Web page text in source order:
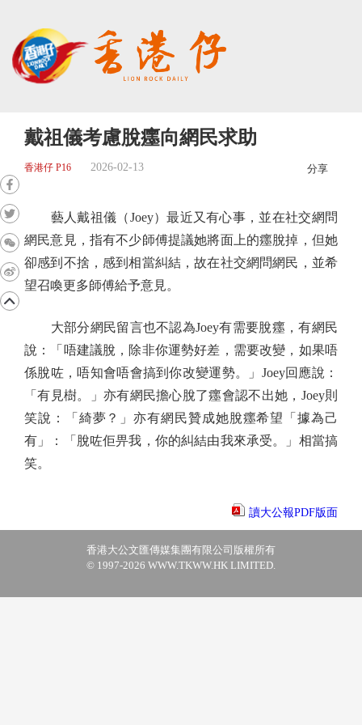
戴祖儀考慮脫癦向網民求助
香港仔 P16 2026-02-13 分享
藝人戴祖儀（Joey）最近又有心事，並在社交網問
網民意見，指有不少師傅提議她將面上的癦脫掉，但她
卻感到不捨，感到相當糾結，故在社交網問網民，並希
望召喚更多師傅給予意見。
大部分網民留言也不認為Joey有需要脫癦，有網民
說：「唔建議脫，除非你運勢好差，需要改變，如果唔
係脫咗，唔知會唔會搞到你改變運勢。」Joey回應說：
「有見樹。」亦有網民擔心脫了癦會認不出她，Joey則
笑說：「綺夢？」亦有網民贊成她脫癦希望「據為己
有」：「脫咗佢畀我，你的糾結由我來承受。」相當搞
笑。
讀大公報PDF版面
香港大公文匯傳媒集團有限公司版權所有
© 1997-2026 WWW.TKWW.HK LIMITED.